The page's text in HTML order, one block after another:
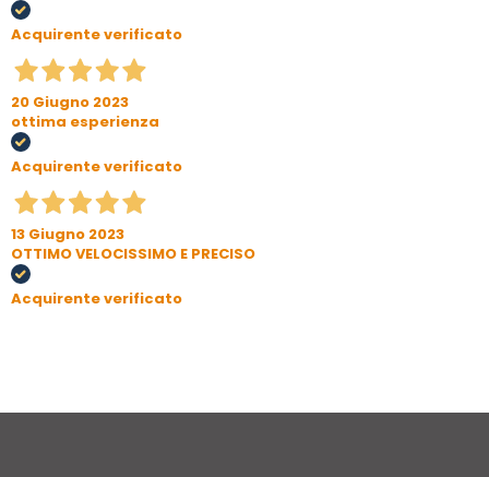
Acquirente verificato
20 Giugno 2023
ottima esperienza
Acquirente verificato
13 Giugno 2023
OTTIMO VELOCISSIMO E PRECISO
Acquirente verificato